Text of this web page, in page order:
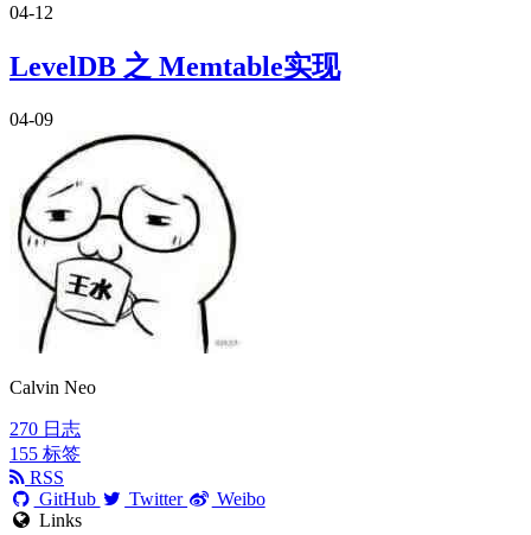
04-12
LevelDB 之 Memtable实现
04-09
Calvin Neo
270 日志
155 标签
RSS
GitHub
Twitter
Weibo
Links